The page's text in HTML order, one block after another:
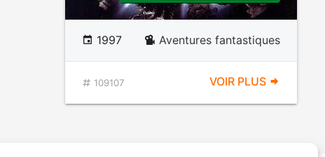
1997 Aventures fantastiques
109107 VOIR PLUS